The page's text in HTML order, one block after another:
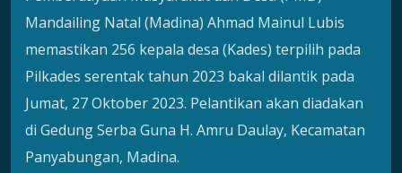
Mandailing Natal (Madina) Ahmad Mainul Lubis
memastikan 256 kepala desa (Kades) terpilih pada
Pilkades serentak tahun 2023 bakal dilantik pada
Jumat, 27 Oktober 2023. Pelantikan akan diadakan
di Gedung Serba Guna H. Amru Daulay, Kecamatan
Panyabungan, Madina.